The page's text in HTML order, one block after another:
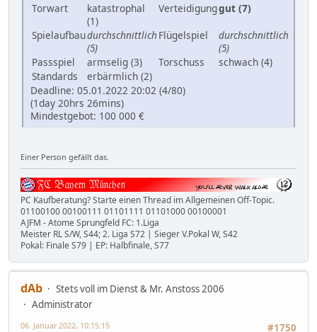
Torwart
katastrophal
(1)
Verteidigunggut (7)
Spielaufbaudurchschnittlich
(5)
Flügelspiel
durchschnittlich
(5)
Passspiel
armselig (3) Torschuss
schwach (4)
Standards
erbärmlich (2)
Deadline: 05.01.2022 20:02 (4/80)
(1day 20hrs 26mins)
Mindestgebot: 100 000 €
Einer Person gefällt das.
PC Kaufberatung? Starte einen Thread im Allgemeinen Off-Topic.
01100100 00100111 01101111 01101000 00100001
AJFM - Atome Sprungfeld FC: 1.Liga
Meister RL S/W, S44; 2. Liga S72 | Sieger V.Pokal W, S42
Pokal: Finale S79 | EP: Halbfinale, S77
dAb
Stets voll im Dienst & Mr. Anstoss 2006
Administrator
#1750
06. Januar 2022, 10:15:15